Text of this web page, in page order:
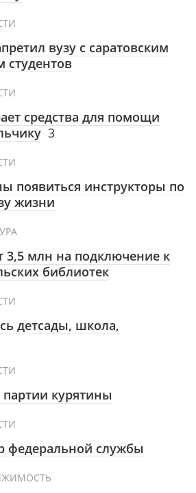
вузу с саратовским
средства для помощи
3
появиться инструкторы по
жизни
3,5 млн на подключение к
библиотек
детсады, школа,
курятины
федеральной службы